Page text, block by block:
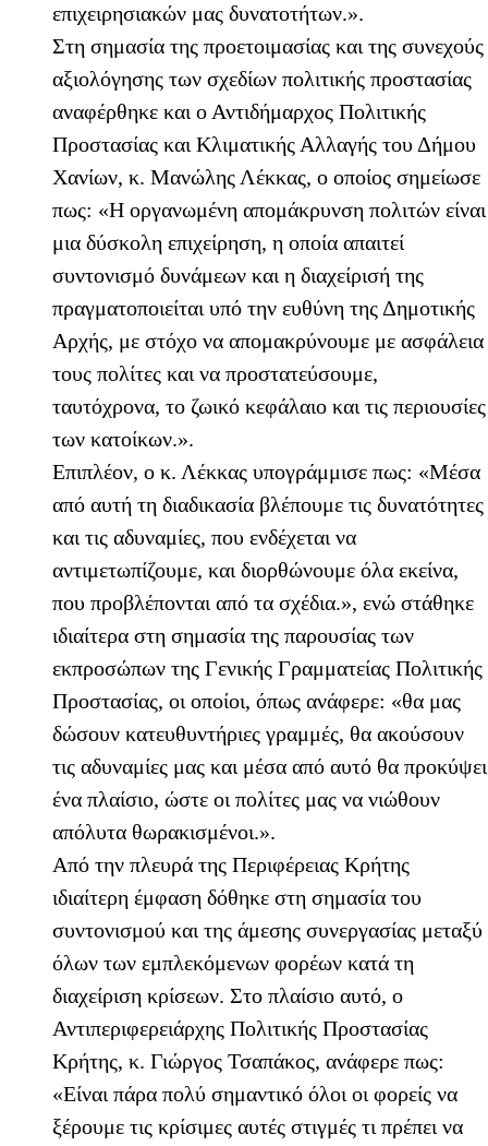
επιχειρησιακών μας δυνατοτήτων.».
Στη σημασία της προετοιμασίας και της συνεχούς
αξιολόγησης των σχεδίων πολιτικής προστασίας
αναφέρθηκε και ο Αντιδήμαρχος Πολιτικής
Προστασίας και Κλιματικής Αλλαγής του Δήμου
Χανίων, κ. Μανώλης Λέκκας, ο οποίος σημείωσε
πως: «Η οργανωμένη απομάκρυνση πολιτών είναι
μια δύσκολη επιχείρηση, η οποία απαιτεί
συντονισμό δυνάμεων και η διαχείρισή της
πραγματοποιείται υπό την ευθύνη της Δημοτικής
Αρχής, με στόχο να απομακρύνουμε με ασφάλεια
τους πολίτες και να προστατεύσουμε,
ταυτόχρονα, το ζωικό κεφάλαιο και τις περιουσίες
των κατοίκων.».
Επιπλέον, ο κ. Λέκκας υπογράμμισε πως: «Μέσα
από αυτή τη διαδικασία βλέπουμε τις δυνατότητες
και τις αδυναμίες, που ενδέχεται να
αντιμετωπίζουμε, και διορθώνουμε όλα εκείνα,
που προβλέπονται από τα σχέδια.», ενώ στάθηκε
ιδιαίτερα στη σημασία της παρουσίας των
εκπροσώπων της Γενικής Γραμματείας Πολιτικής
Προστασίας, οι οποίοι, όπως ανάφερε: «θα μας
δώσουν κατευθυντήριες γραμμές, θα ακούσουν
τις αδυναμίες μας και μέσα από αυτό θα προκύψει
ένα πλαίσιο, ώστε οι πολίτες μας να νιώθουν
απόλυτα θωρακισμένοι.».
Από την πλευρά της Περιφέρειας Κρήτης
ιδιαίτερη έμφαση δόθηκε στη σημασία του
συντονισμού και της άμεσης συνεργασίας μεταξύ
όλων των εμπλεκόμενων φορέων κατά τη
διαχείριση κρίσεων. Στο πλαίσιο αυτό, ο
Αντιπεριφερειάρχης Πολιτικής Προστασίας
Κρήτης, κ. Γιώργος Τσαπάκος, ανάφερε πως:
«Είναι πάρα πολύ σημαντικό όλοι οι φορείς να
ξέρουμε τις κρίσιμες αυτές στιγμές τι πρέπει να